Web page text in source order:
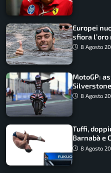
Europei
sfiora
urlo, il
8 Agosto
MotoGP:
8 Agosto
Tuffi,
Barnabà e
8 Agosto